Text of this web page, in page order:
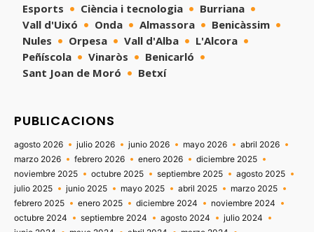
Esports
Ciència i tecnologia
Burriana
Vall d'Uixó
Onda Almassora
Benicàssim
Nules
Orpesa Vall d'Alba
L'Alcora
Peñíscola
Vinaròs
Benicarló
Sant Joan de Moró
Betxí
PUBLICACIONS
agosto 2026 julio 2026 junio 2026 mayo 2026
abril 2026
marzo 2026
febrero 2026 enero 2026
diciembre 2025
noviembre 2025
octubre 2025 septiembre 2025
agosto 2025
julio 2025
junio 2025 mayo 2025 abril 2025
marzo 2025
febrero 2025
enero 2025 diciembre 2024
noviembre 2024
octubre 2024
septiembre 2024 agosto 2024
julio 2024